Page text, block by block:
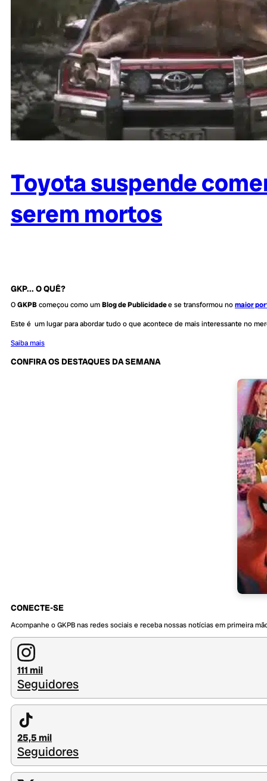
Toyota suspende
serem mortos
GKP... O QUÊ?
OGKPBcomeçou como umBlog de Publicidadee se transformou nomaior
Este é um lugar para abordar tudo o que acontece de mais interessante no
Saiba mais
CONFIRA OS DESTAQUES DA SEMANA
CONECTE-SE
Acompanhe o GKPB nas redes sociais e receba nossas notícias em primeira
111 mil
Seguidores
25,5 mil
Seguidores